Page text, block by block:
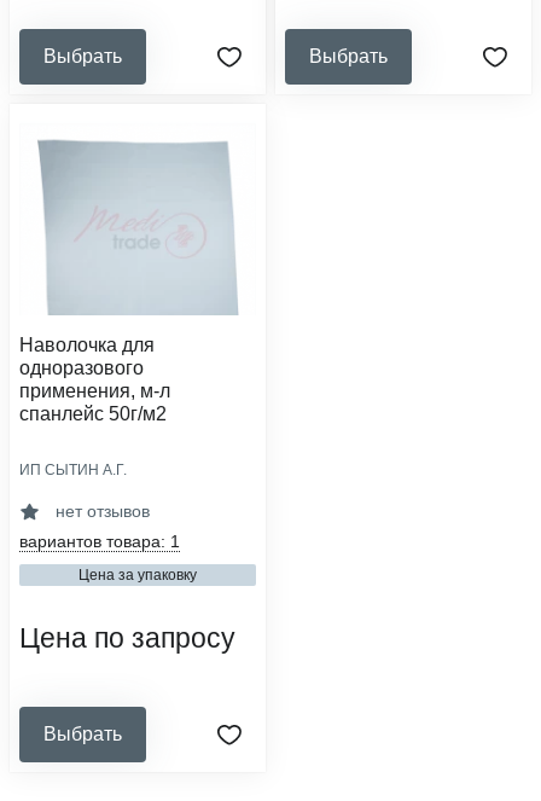
Выбрать Выбрать
Наволочка для
одноразового
применения, м-л
спанлейс 50г/м2
стерилизация
50
размер, см:
ИП СЫТИН А.Г.
нет отзывов
вариантов товара: 1
Цена за упаковку
Цена по запросу
Выбрать